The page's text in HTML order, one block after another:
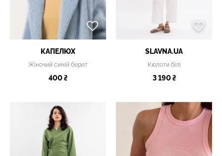
КАПЕЛЮХ
Жіночий синій берет
400 ₴
SLAVNA.UA
Кюлоти білі
3 190 ₴